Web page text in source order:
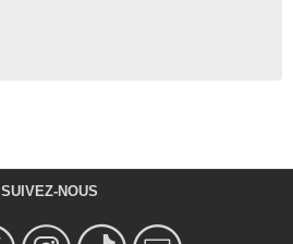
SUIVEZ-NOUS